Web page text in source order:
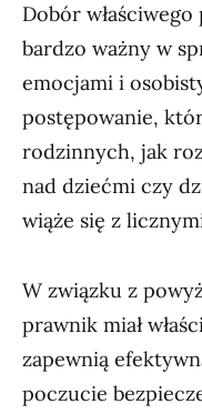
Dobór
bardzo ważny w
emocjami i
postępowanie,
rodzinnych, jak
nad dziećmi czy
wiąże się z
W związku z
prawnik miał
zapewnią
poczucie